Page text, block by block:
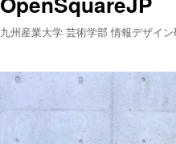
九州産業大学 芸術学部 情報デザイン